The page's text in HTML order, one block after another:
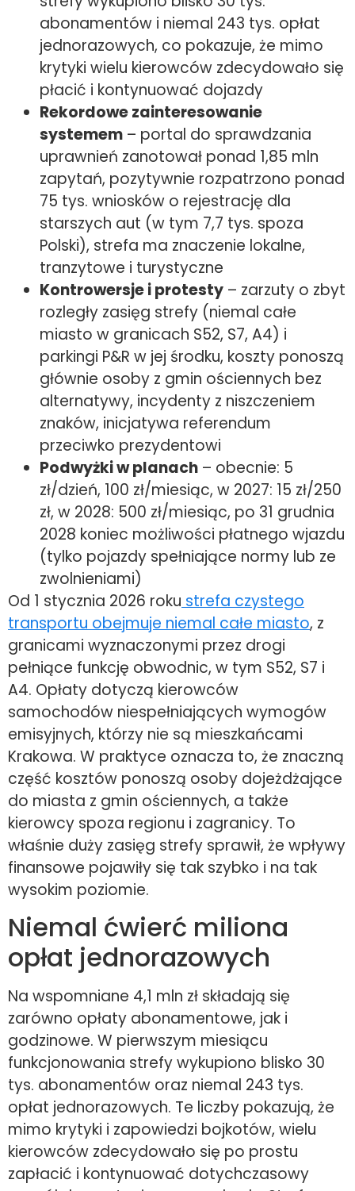
abonamentów i niemal 243 tys. opłat
jednorazowych, co pokazuje, że mimo
krytyki wielu kierowców zdecydowało się
płacić i kontynuować dojazdy
Rekordowe zainteresowanie
systemem – portal do sprawdzania
uprawnień zanotował ponad 1,85 mln
zapytań, pozytywnie rozpatrzono ponad
75 tys. wniosków o rejestrację dla
starszych aut (w tym 7,7 tys. spoza
Polski), strefa ma znaczenie lokalne,
tranzytowe i turystyczne
Kontrowersje i protesty – zarzuty o zbyt
rozległy zasięg strefy (niemal całe
miasto w granicach S52, S7, A4) i
parkingi P&R w jej środku, koszty ponoszą
głównie osoby z gmin ościennych bez
alternatywy, incydenty z niszczeniem
znaków, inicjatywa referendum
przeciwko prezydentowi
Podwyżki w planach – obecnie: 5
zł/dzień, 100 zł/miesiąc, w 2027: 15 zł/250
zł, w 2028: 500 zł/miesiąc, po 31 grudnia
2028 koniec możliwości płatnego wjazdu
(tylko pojazdy spełniające normy lub ze
zwolnieniami)
Od 1 stycznia 2026 roku strefa czystego
transportu obejmuje niemal całe miasto, z
granicami wyznaczonymi przez drogi
pełniące funkcję obwodnic, w tym S52, S7 i
A4. Opłaty dotyczą kierowców
samochodów niespełniających wymogów
emisyjnych, którzy nie są mieszkańcami
Krakowa. W praktyce oznacza to, że znaczną
część kosztów ponoszą osoby dojeżdżające
do miasta z gmin ościennych, a także
kierowcy spoza regionu i zagranicy. To
właśnie duży zasięg strefy sprawił, że wpływy
finansowe pojawiły się tak szybko i na tak
wysokim poziomie.
Niemal ćwierć miliona
opłat jednorazowych
Na wspomniane 4,1 mln zł składają się
zarówno opłaty abonamentowe, jak i
godzinowe. W pierwszym miesiącu
funkcjonowania strefy wykupiono blisko 30
tys. abonamentów oraz niemal 243 tys.
opłat jednorazowych. Te liczby pokazują, że
mimo krytyki i zapowiedzi bojkotów, wielu
kierowców zdecydowało się po prostu
zapłacić i kontynuować dotychczasowy